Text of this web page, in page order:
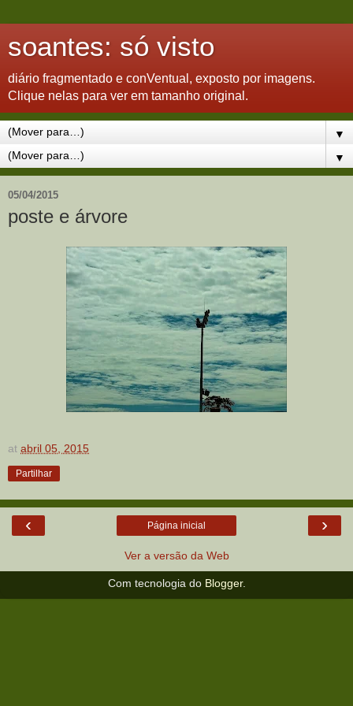
soantes: só visto
diário fragmentado e conVentual, exposto por imagens.
Clique nelas para ver em tamanho original.
▼
▼
05/04/2015
poste e árvore
at abril 05, 2015
Partilhar
‹ ›
Página inicial
Ver a versão da Web
Com tecnologia do Blogger.